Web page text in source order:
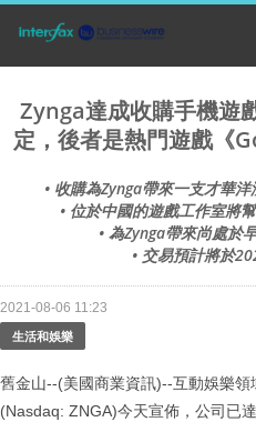
Zynga達成收購手機遊
定，後者是熱門遊戲《
• 收購為Zynga帶來一支才華
• 位於中國的遊戲工作室將
• 為Zynga帶來尚處於
• 交易預計將於
2021-08-06 11:23
生活和娛樂
舊金山--(美國商業資訊)--互動娛樂領
(Nasdaq: ZNGA)今天宣佈，公司已